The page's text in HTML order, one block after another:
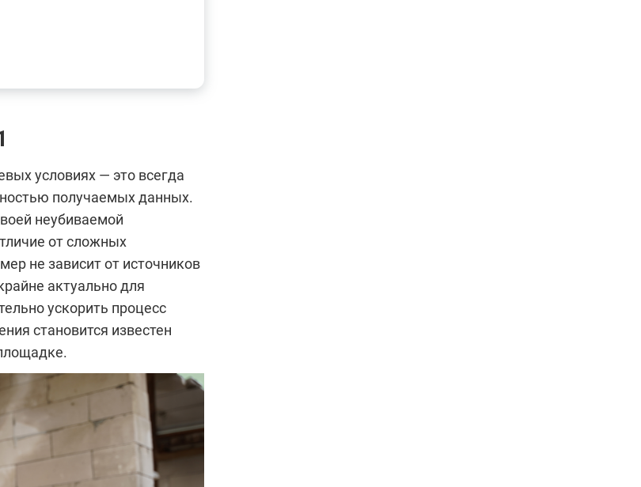
условиях — это всегда
получаемых данных.
неубиваемой
от сложных
не зависит от источников
актуально для
ускорить процесс
становится известен